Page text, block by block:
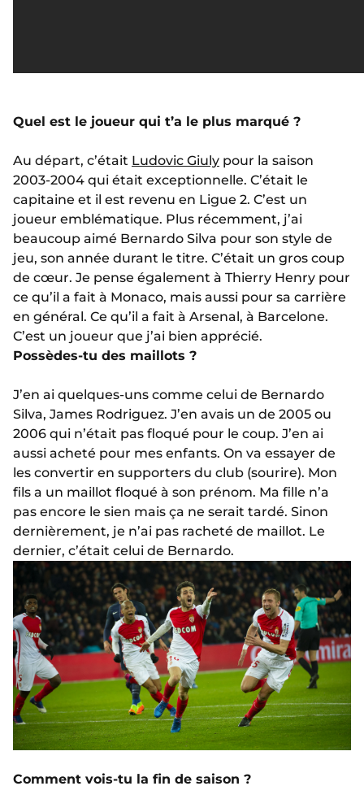
Quel est le joueur qui t’a le plus marqué ?
Au départ, c’était Ludovic Giuly pour la saison
2003-2004 qui était exceptionnelle. C’était le
capitaine et il est revenu en Ligue 2. C’est un
joueur emblématique. Plus récemment, j’ai
beaucoup aimé Bernardo Silva pour son style de
jeu, son année durant le titre. C’était un gros coup
de cœur. Je pense également à Thierry Henry pour
ce qu’il a fait à Monaco, mais aussi pour sa carrière
en général. Ce qu’il a fait à Arsenal, à Barcelone.
C’est un joueur que j’ai bien apprécié.
Possèdes-tu des maillots ?
J’en ai quelques-uns comme celui de Bernardo
Silva, James Rodriguez. J’en avais un de 2005 ou
2006 qui n’était pas floqué pour le coup. J’en ai
aussi acheté pour mes enfants. On va essayer de
les convertir en supporters du club (sourire). Mon
fils a un maillot floqué à son prénom. Ma fille n’a
pas encore le sien mais ça ne serait tardé. Sinon
dernièrement, je n’ai pas racheté de maillot. Le
dernier, c’était celui de Bernardo.
Comment vois-tu la fin de saison ?